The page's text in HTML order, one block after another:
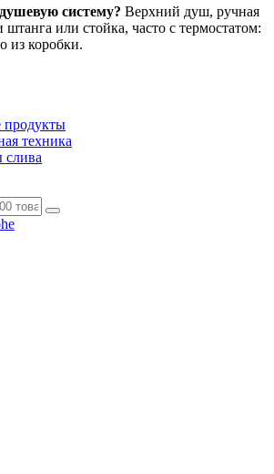
систему? Верхний душ, ручная
или стойка, часто с термостатом:
из коробки.
техника